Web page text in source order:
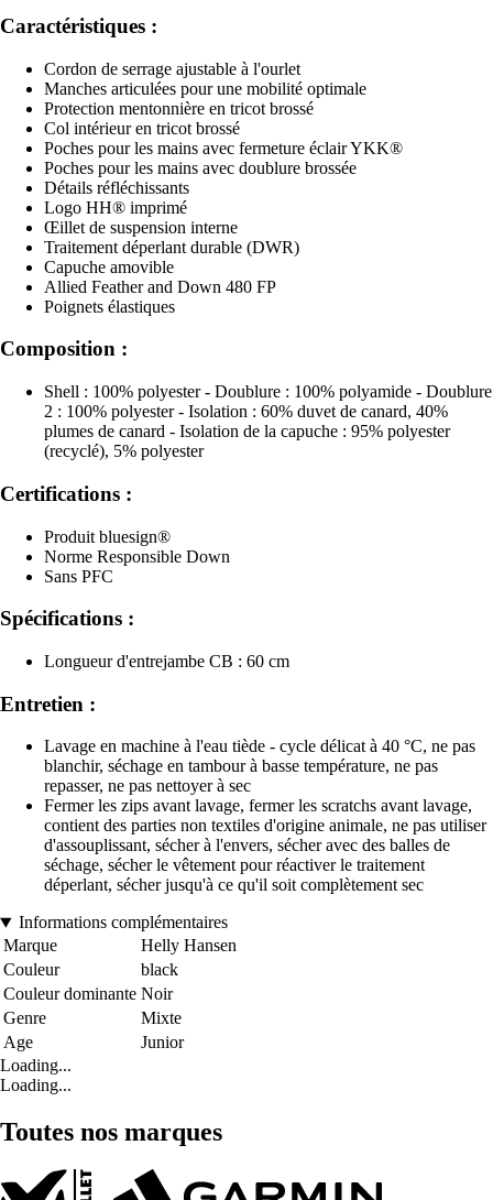
Caractéristiques :
Cordon de serrage ajustable à l'ourlet
Manches articulées pour une mobilité optimale
Protection mentonnière en tricot brossé
Col intérieur en tricot brossé
Poches pour les mains avec fermeture éclair YKK®
Poches pour les mains avec doublure brossée
Détails réfléchissants
Logo HH® imprimé
Œillet de suspension interne
Traitement déperlant durable (DWR)
Capuche amovible
Allied Feather and Down 480 FP
Poignets élastiques
Composition :
Shell : 100% polyester - Doublure : 100% polyamide - Doublure
2 : 100% polyester - Isolation : 60% duvet de canard, 40%
plumes de canard - Isolation de la capuche : 95% polyester
(recyclé), 5% polyester
Certifications :
Produit bluesign®
Norme Responsible Down
Sans PFC
Spécifications :
Longueur d'entrejambe CB : 60 cm
Entretien :
Lavage en machine à l'eau tiède - cycle délicat à 40 °C, ne pas
blanchir, séchage en tambour à basse température, ne pas
repasser, ne pas nettoyer à sec
Fermer les zips avant lavage, fermer les scratchs avant lavage,
contient des parties non textiles d'origine animale, ne pas utiliser
d'assouplissant, sécher à l'envers, sécher avec des balles de
séchage, sécher le vêtement pour réactiver le traitement
déperlant, sécher jusqu'à ce qu'il soit complètement sec
Informations complémentaires
Marque
Helly Hansen
Couleur
black
Couleur dominante Noir
Genre
Mixte
Age
Junior
Loading...
Loading...
Toutes nos marques